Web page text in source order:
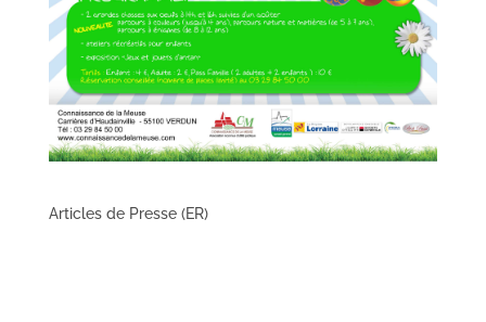
Articles de Presse (ER)